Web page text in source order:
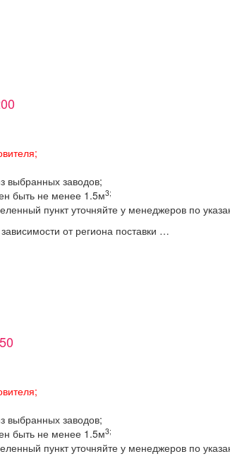
выбранных заводов;
быть не менее 1.5м3;
пункт уточняйте у менеджеров по
от региона поставки …
выбранных заводов;
быть не менее 1.5м3;
пункт уточняйте у менеджеров по